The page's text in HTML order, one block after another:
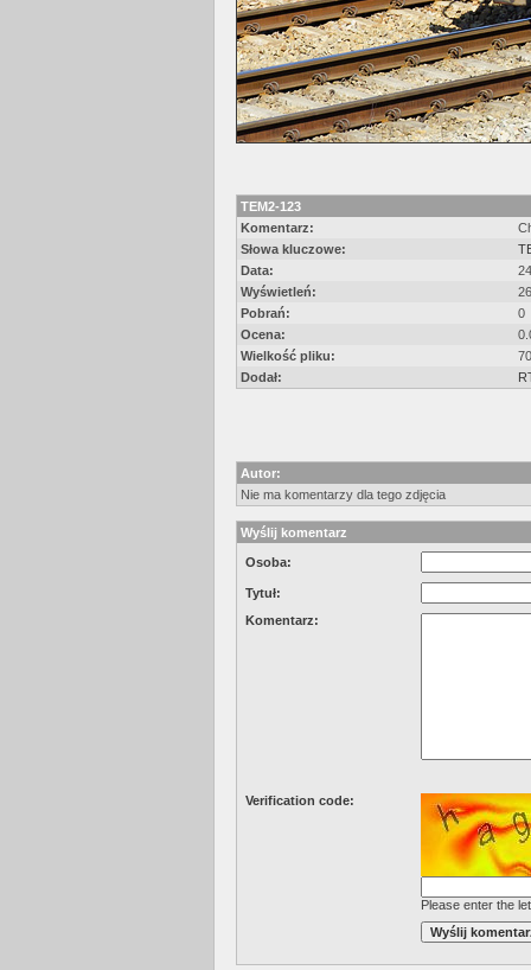
TEM2-123
Komentarz:
Słowa kluczowe:
Data:
Wyświetleń:
Pobrań:
0
Ocena:
Wielkość pliku:
Dodał:
Autor:
Nie ma komentarzy dla tego zdjęcia
Wyślij komentarz
Osoba:
Tytuł:
Komentarz:
Verification code:
Please enter the